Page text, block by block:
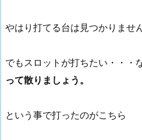
やはり打てる台は見つかりませ
でもスロットが打ちたい・・・
って散りましょう。
という事で打ったのがこちら